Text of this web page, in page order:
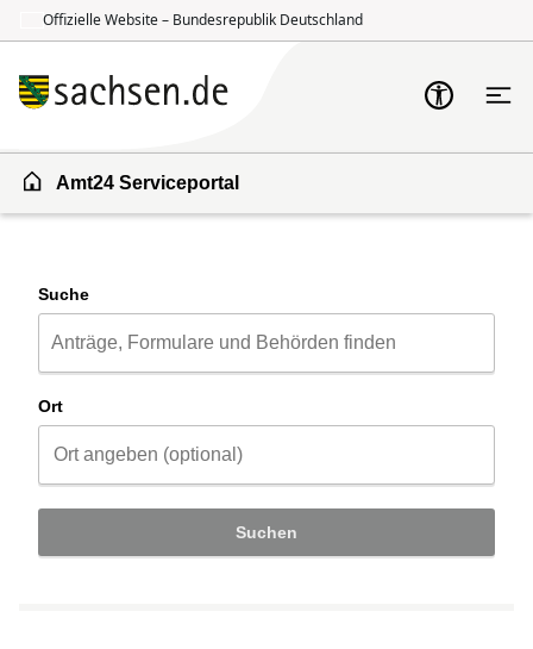
Offizielle Website – Bundesrepublik Deutschland
Amt24 Serviceportal
Suche
Ort
Suchen